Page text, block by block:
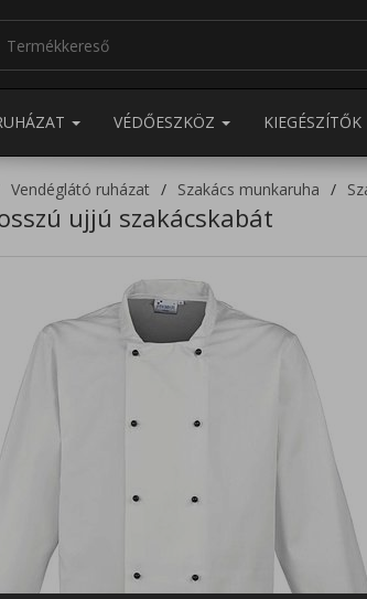
VÉDŐESZKÖZ KIEGÉSZÍTŐK
Vendéglátó ruházat Szakács munkaruha
ujjú szakácskabát